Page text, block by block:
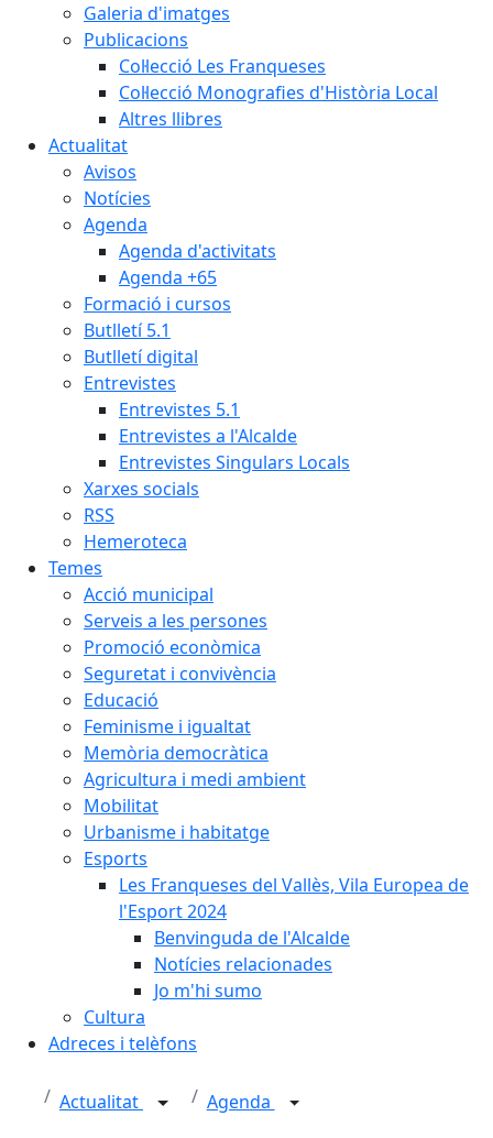
Galeria d'imatges
Publicacions
Col·lecció Les Franqueses
Col·lecció Monografies d'Història Local
Altres llibres
Actualitat
Avisos
Notícies
Agenda
Agenda d'activitats
Agenda +65
Formació i cursos
Butlletí 5.1
Butlletí digital
Entrevistes
Entrevistes 5.1
Entrevistes a l'Alcalde
Entrevistes Singulars Locals
Xarxes socials
RSS
Hemeroteca
Temes
Acció municipal
Serveis a les persones
Promoció econòmica
Seguretat i convivència
Educació
Feminisme i igualtat
Memòria democràtica
Agricultura i medi ambient
Mobilitat
Urbanisme i habitatge
Esports
Les Franqueses del Vallès, Vila Europea de
l'Esport 2024
Benvinguda de l'Alcalde
Notícies relacionades
Jo m'hi sumo
Cultura
Adreces i telèfons
Actualitat Agenda